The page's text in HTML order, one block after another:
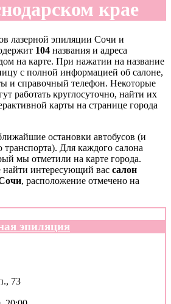
крае
лазерной эпиляции Сочи и
104 названия и адреса
на карте. При нажатии на название
с полной информацией об салоне,
и справочный телефон. Некоторые
работать круглосуточно, найти их
карты на странице города
остановки автобусов (и
транспорта). Для каждого салона
мы отметили на карте города.
интересующий вас салон
, расположение отмечено на
эпиляция
73